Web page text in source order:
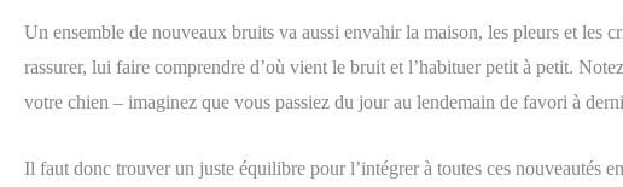
Un ensemble de nouveaux bruits va aussi envahir la maison, les pleurs et les
rassurer, lui faire comprendre d’où vient le bruit et l’habituer petit à petit.
votre chien – imaginez que vous passiez du jour au lendemain de favori à
Il faut donc trouver un juste équilibre pour l’intégrer à toutes ces nouveautés